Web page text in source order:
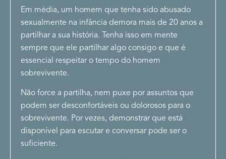
Em média, um homem que tenha sido abusado
sexualmente na infância demora mais de 20 anos a
partilhar a sua história. Tenha isso em mente
sempre que ele partilhar algo consigo e que é
essencial respeitar o tempo do homem
sobrevivente.
Não force a partilha, nem puxe por assuntos que
podem ser desconfortáveis ou dolorosos para o
sobrevivente. Por vezes, demonstrar que está
disponível para escutar e conversar pode ser o
suficiente.